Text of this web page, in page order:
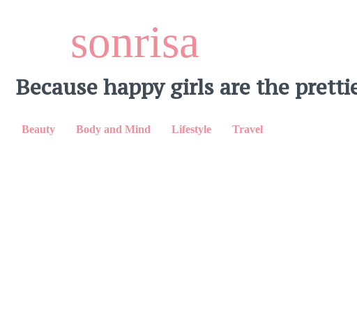
sonrisa
Because happy girls are the
Beauty Body and Mind Lifestyle Travel